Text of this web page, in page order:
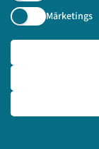
Mārketings
🔗 https://